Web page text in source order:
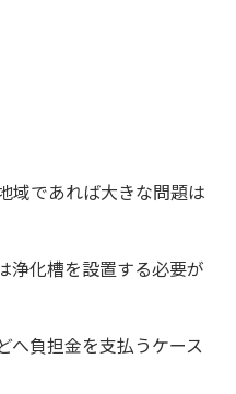
域であれば大きな問題は
浄化槽を設置する必要が
へ負担金を支払うケース